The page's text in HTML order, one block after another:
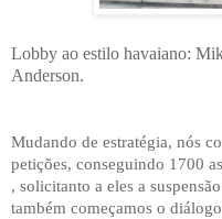
Lobby ao estilo havaiano:
Anderson.
Mudando de estratégia, nós
petições, conseguindo 1700
, solicitanto a eles a
também começamos o